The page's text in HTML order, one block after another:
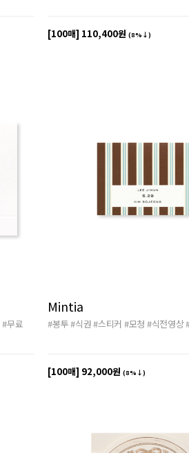
[100매] 110,400원 (8%↓)
#무료
Mintia
#봉투#식권#스티커 #모청 #식전영상
[100매] 92,000원 (8%↓)